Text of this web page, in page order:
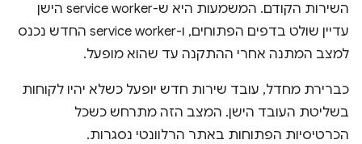
השירות הקודם. המשמעות היא ש-service worker הישן
עדיין שולט בדפים הפתוחים, ו-service worker החדש נכנס
למצב המתנה אחרי ההתקנה עד שהוא מופעל.
כברירת מחדל, עובד שירות חדש יופעל כשלא יהיו לקוחות
בשליטת העובד הישן. המצב הזה מתרחש כשכל
הכרטיסיות הפתוחות באתר הרלוונטי נסגרות.